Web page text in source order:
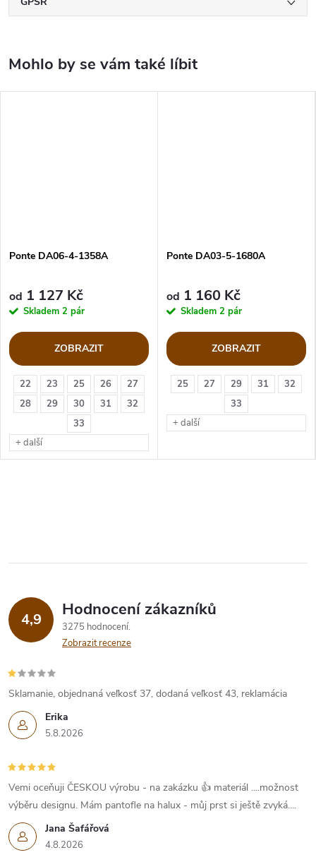
22 23 25 26
27
28
29 30 31
32
33
+ další
Ponte DA06-4-1358A
od 1 127 Kč
Skladem 2 pár
ZOBRAZIT
25 27 29 31
32
33
+ další
Ponte DA03-5-1680A
od 1 160 Kč
Skladem 2 pár
ZOBRAZIT
4,9 Hodnocení zákazníků
3275 hodnocení
Zobrazit recenze
Erika
5.8.2026
Sklamanie, objednaná veľkosť 37, dodaná veľkosť 43, reklamácia
Jana Šafářová
4.8.2026
Vemi oceňuji ČESKOU výrobu - na zakázku 👍 materiál ....možnost
výběru designu. Mám pantofle na halux - můj prst si ještě zvyká....